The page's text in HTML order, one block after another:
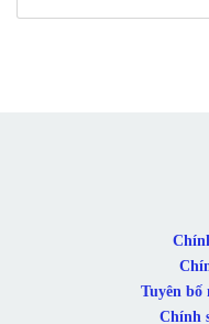
Tuyên
Chính